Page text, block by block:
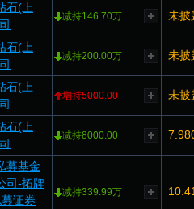
石(上
减持146.70万 未披
石(上
减持200.00万 未披
石(上
增持5000.00 未披
石(上
减持8000.00
募基金
司-拓牌
证券
减持339.99万